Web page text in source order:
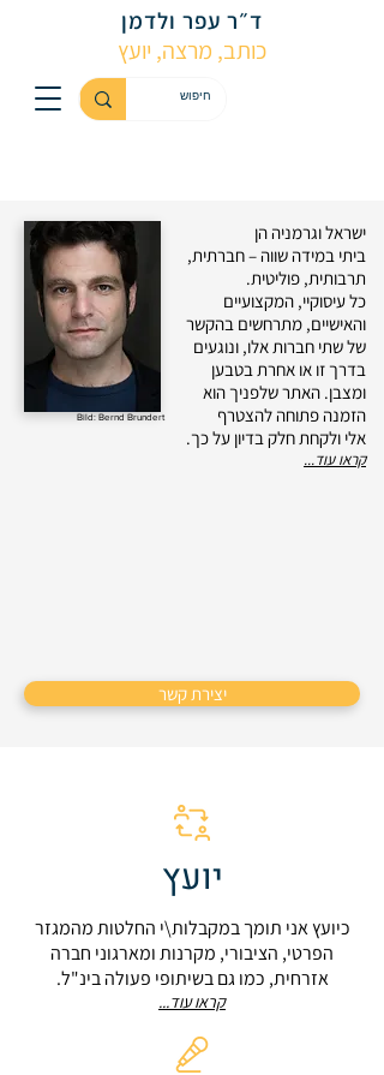
ד״ר עפר ולדמן
כותב, מרצה, יועץ
ישראל וגרמניה הן
ביתי במידה שווה – חברתית,
תרבותית, פוליטית.
כל עיסוקיי, המקצועיים
והאישיים, מתרחשים בהקשר
של שתי חברות אלו, ונוגעים
בדרך זו או אחרת בטבען
ומצבן. האתר שלפניך הוא
הזמנה פתוחה להצטרף
אלי ולקחת חלק בדיון על כך.
קראו עוד...
Bild: Bernd Brundert
יצירת קשר
יועץ
כיועץ אני תומך במקבלות\י החלטות מהמגזר
הפרטי, הציבורי, מקרנות ומארגוני חברה
אזרחית, כמו גם בשיתופי פעולה בינ"ל.
קראו עוד...